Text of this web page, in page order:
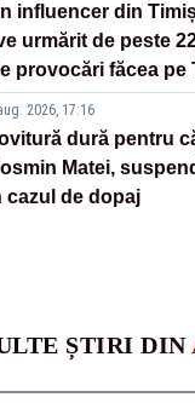
influencer din
urmărit de peste
provocări făcea pe
2026, 17:16
dură pentru
Matei,
cazul de dopaj
ȘTIRI DIN